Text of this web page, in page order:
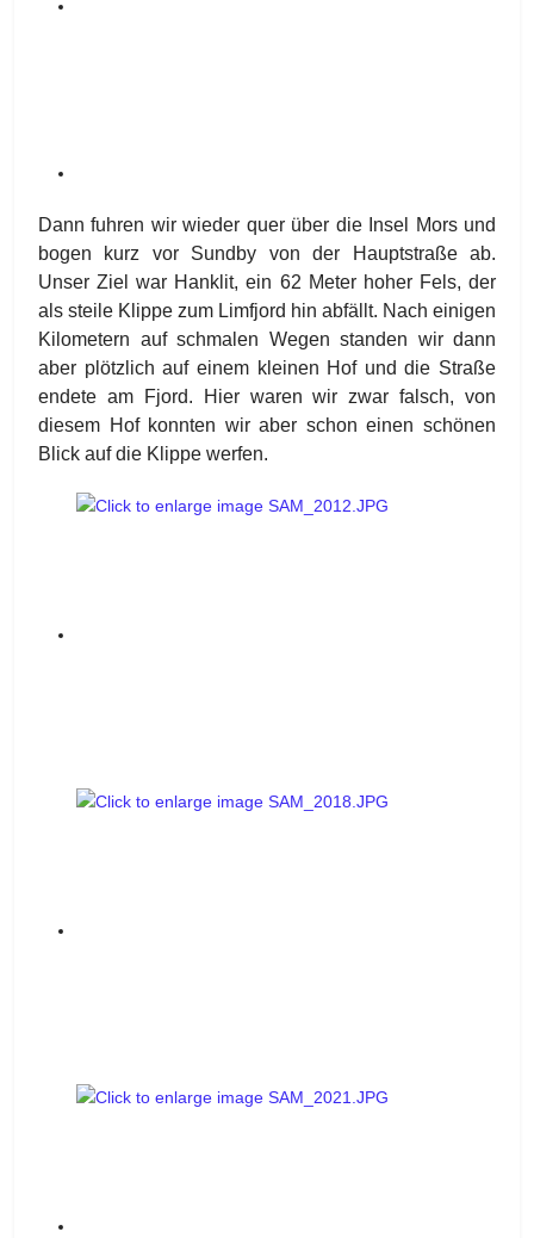
Dann fuhren wir wieder quer über die Insel Mors und
bogen kurz vor Sundby von der Hauptstraße ab.
Unser Ziel war Hanklit, ein 62 Meter hoher Fels, der
als steile Klippe zum Limfjord hin abfällt. Nach einigen
Kilometern auf schmalen Wegen standen wir dann
aber plötzlich auf einem kleinen Hof und die Straße
endete am Fjord. Hier waren wir zwar falsch, von
diesem Hof konnten wir aber schon einen schönen
Blick auf die Klippe werfen.